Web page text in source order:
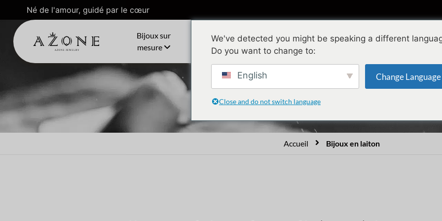
Né de l'amour, guidé par le cœur
Bijoux sur
mesure
Collections Conception Qualité A
Bijoux en laiton
Accueil Bijoux en laiton
We've detected you might be speaking a different
Do you want to change to:
English Change Language
Close and do not switch language